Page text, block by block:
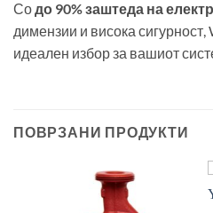
Содо 90% заштеда на
димензии и висока
идеален избор за вашиот
ПОВРЗАНИ ПРОДУКТИ